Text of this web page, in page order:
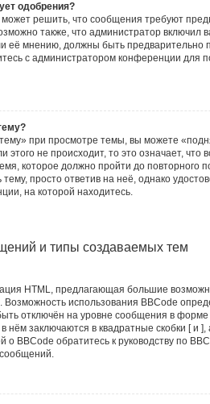
одобрения?
решить, что сообщения требуют
также, что администратор включил
её мнению, должны быть предварительно
с администратором конференции для
при просмотре темы, вы можете
не происходит, то это означает, что
которое должно пройти до повторного
просто ответив на неё, однако
на которой находитесь.
и типы создаваемых тем
HTML, предлагающая большие
использования BBCode
отключён на уровне сообщения в форме
нём заключаются в квадратные скобки [ и ],
BBCode обратитесь к руководству по